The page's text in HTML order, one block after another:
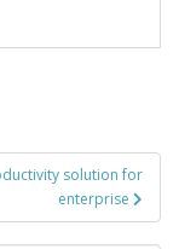
solution for
enterprise